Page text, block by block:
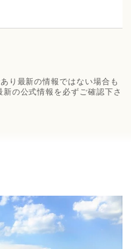
り最新の情報ではない場合も
の公式情報を必ずご確認下さ